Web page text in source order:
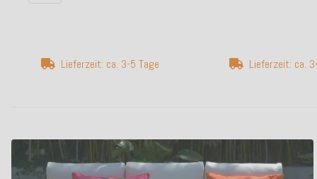
Lieferzeit: ca. 3-5 Tage Lieferzeit: ca.